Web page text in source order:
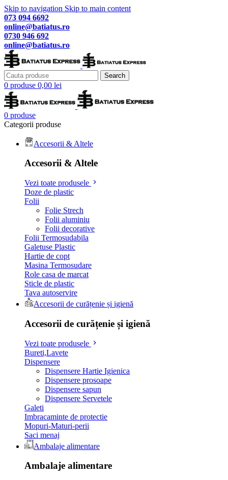
Skip to navigation Skip to main content
073 094 6692
online@batiatus.ro
0730 946 692
online@batiatus.ro
Search
0 produse 0,00 lei
0 produse
Categorii produse
Accesorii & Altele
Accesorii & Altele
Vezi toate produsele
Doze de plastic
Folii
Folie Strech
Folii aluminiu
Folii decorative
Folii Termosudabila
Galetuse Plastic
Hartie de copt
Masina Termosudare
Role casa de marcat
Sticle de plastic
Tava autoservire
Accesorii de curățenie și igienă
Accesorii de curățenie și igienă
Vezi toate produsele
Bureti,Lavete
Dispensere
Dispensere Hartie Igienica
Dispensere prosoape
Dispensere sapun
Dispensere Servetele
Galeti
Imbracaminte de protectie
Mopuri-Maturi-perii
Saci menaj
Ambalaje alimentare
Ambalaje alimentare